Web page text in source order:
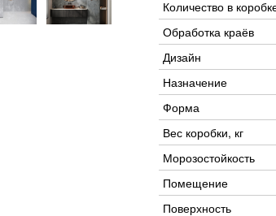
Количество в
Обработка краёв
Дизайн
Назначение
Форма
Вес коробки, кг
Морозостойкость
Помещение
Поверхность